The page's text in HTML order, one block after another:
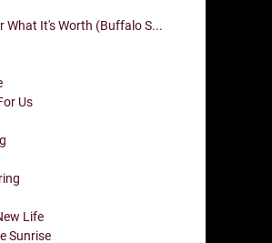
What It's Worth (Buffalo S...
Us
Life
Sunrise